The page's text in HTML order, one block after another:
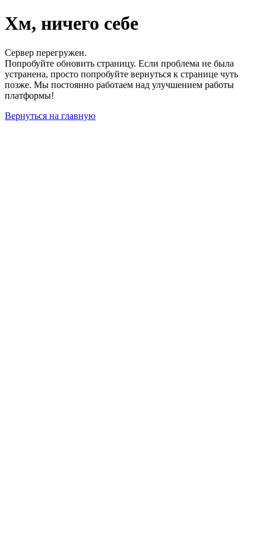
Хм, ничего себе
Сервер перегружен.
Попробуйте обновить страницу. Если проблема не была
устранена, просто попробуйте вернуться к странице чуть
позже. Мы постоянно работаем над улучшением работы
платформы!
Вернуться на главную